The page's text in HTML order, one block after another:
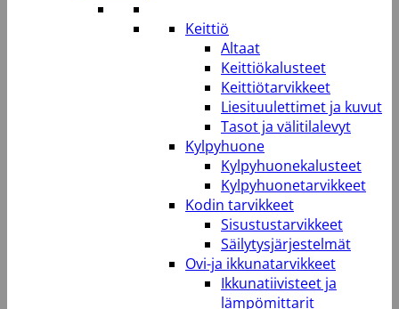
Keittiö
Altaat
Keittiökalusteet
Keittiötarvikkeet
Liesituulettimet ja kuvut
Tasot ja välitilalevyt
Kylpyhuone
Kylpyhuonekalusteet
Kylpyhuonetarvikkeet
Kodin tarvikkeet
Sisustustarvikkeet
Säilytysjärjestelmät
Ovi-ja ikkunatarvikkeet
Ikkunatiivisteet ja
lämpömittarit